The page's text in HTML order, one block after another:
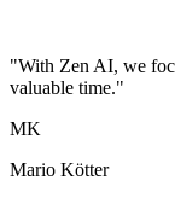
"With Zen AI, we
valuable time."
MK
Mario Kötter